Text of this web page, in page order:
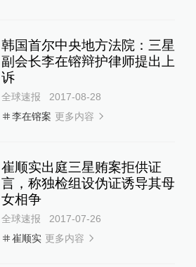
韩国首尔中央地方法院：三星
副会长李在镕辩护律师提出上
诉
全球速报
2017-08-28
李在镕案 更多内容
崔顺实出庭三星贿案拒供证
言，称独检组设伪证诱导其母
女相争
全球速报
2017-07-26
崔顺实 更多内容